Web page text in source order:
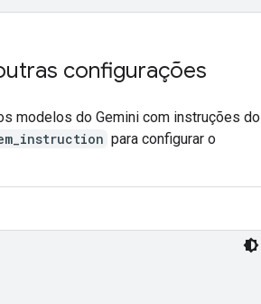
configurações
modelos do Gemini com instruções do
para configurar o